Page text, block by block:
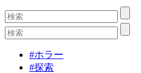
#ホラー
#探索